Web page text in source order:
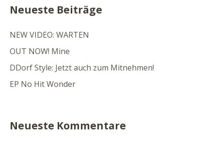
Neueste Beiträge
NEW VIDEO: WARTEN
OUT NOW! Mine
DDorf Style: Jetzt auch zum Mitnehmen!
EP No Hit Wonder
Neueste Kommentare